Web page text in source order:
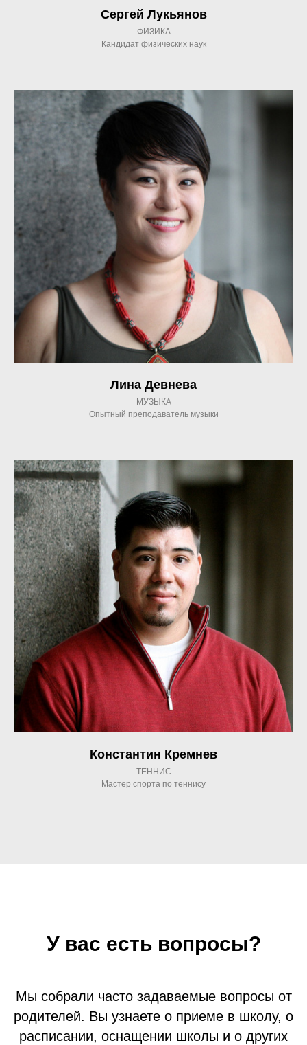
Сергей Лукьянов
ФИЗИКА
Кандидат физических наук
Лина Девнева
МУЗЫКА
Опытный преподаватель музыки
Константин Кремнев
ТЕННИС
Мастер спорта по теннису
У вас есть вопросы?
Мы собрали часто задаваемые вопросы от
родителей. Вы узнаете о приеме в школу, о
расписании, оснащении школы и о других